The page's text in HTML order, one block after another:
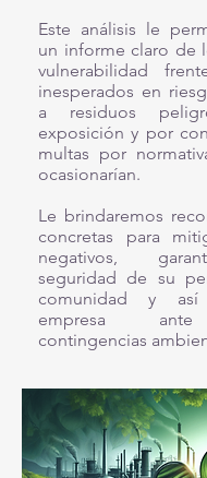
Este análisis le
un informe claro de
vulnerabilidad
inesperados en
a residuos
exposición y por
multas por
ocasionarían.
Le brindaremos
concretas para
negativos,
seguridad de su
comunidad y
empresa
contingencias